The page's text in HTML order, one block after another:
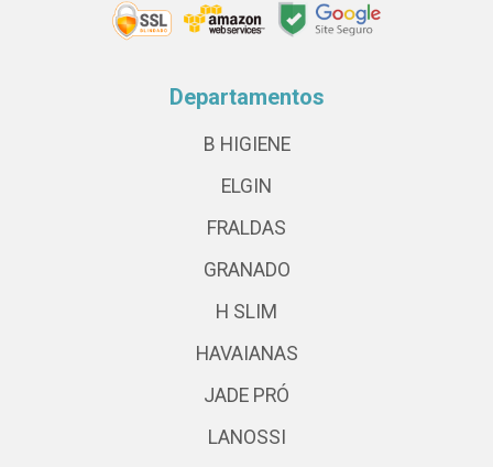
Departamentos
B HIGIENE
ELGIN
FRALDAS
GRANADO
H SLIM
HAVAIANAS
JADE PRÓ
LANOSSI